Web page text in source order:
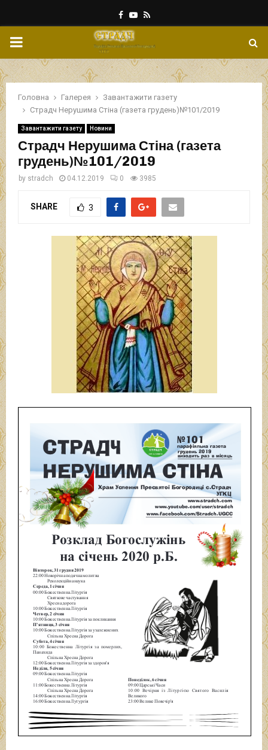
Facebook
Youtube
Rss
PRIMARY
MENU
Головна Галерея
Завантажити газету
Страдч Нерушима Стіна (газета грудень)№101/2019
Завантажити газету Новини
Страдч Нерушима Стіна (газета
грудень)№101/2019
by stradch 04.12.2019 0 3985
SHARE 3